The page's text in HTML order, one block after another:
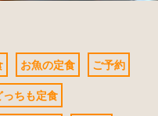
お魚の定食
ご予約
っちも定食